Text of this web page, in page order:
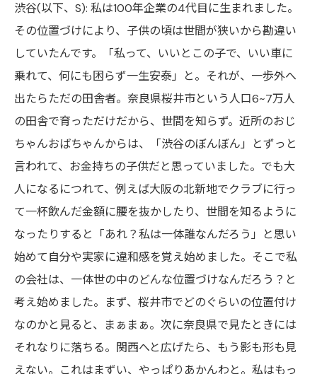
渋谷(以下、 S): 私は100年企業の4代目に生まれました。
その位置づけにより、子供の頃は世間が狭いから勘違い
していたんです。「私って、 いいとこの子で、 いい車に
乗れて、 何にも困らず一生安泰」と。それが、一歩外へ
出たらただの田舎者。奈良県桜井市という人口6~7万人
の田舎で育っただけだから、世間を知らず。近所のおじ
ちゃんおばちゃんからは、「渋谷のぼんぼん」とずっと
言われて、お金持ちの子供だと思っていました。でも大
人になるにつれて、例えば大阪の北新地でクラブに行っ
て一杯飲んだ金額に腰を抜かしたり、世間を知るように
なったりする と「あれ？私は一体誰なんだろう」と思い
始めて自分や実家に違和感を覚え始めました。そこで私
の会社は、一体世の中のどんな位置づけなんだろう？と
考え始めました。
まず、桜井市でどのぐらいの位置付け
なのかと見ると、まぁまぁ。次に奈良県で見たときには
それなりに落ちる。関西へと広げたら、もう影も形も見
えない。これはまずい、やっぱりあかんわと。 私はもっ